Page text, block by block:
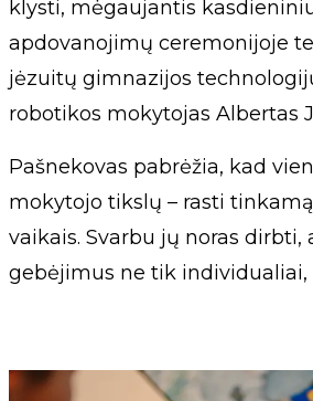
klysti, mėgaujantis
apdovanojimų ceremonijoje
jėzuitų gimnazijos
robotikos mokytojas Albertas
Pašnekovas pabrėžia, kad
mokytojo tikslų – rasti
vaikais. Svarbu jų noras dirbti,
gebėjimus ne tik individualiai,